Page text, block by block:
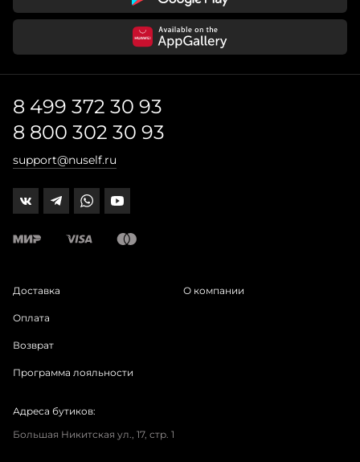
8 499 372 30 93
8 800 302 30 93
support@nuself.ru
Доставка
Оплата
Возврат
Программа лояльности
О компании
Адреса бутиков:
Большая Никитская ул., 17, стр. 1